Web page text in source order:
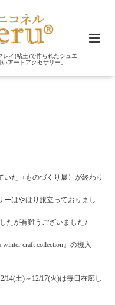
レイ(粘土)で作られたジュエ
アートアクセサリー。
た〈ものづくり展〉が終わり
ーはやはり旅立っておりまし
たが有難うございました♪
craft collection』の搬入
14(土)～12/17(火)は毎日在廊し